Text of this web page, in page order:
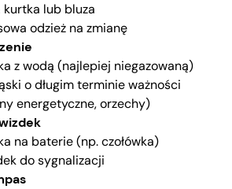
kurtka lub bluza
odzież na zmianę
z wodą (najlepiej niegazowaną)
o długim terminie ważności
energetyczne, orzechy)
na baterie (np. czołówka)
do sygnalizacji